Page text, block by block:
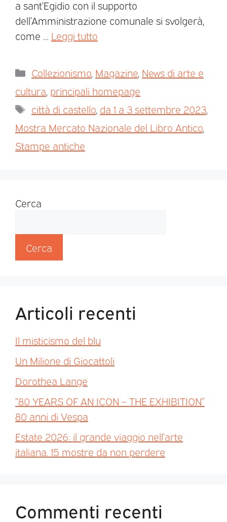
a sant’Egidio con il supporto
dell’Amministrazione comunale si svolgerà,
come … Leggi tutto
Collezionismo Magazine News di arte e
cultura principali homepage
città di castello da 1 a 3 settembre 2023
Mostra Mercato Nazionale del Libro Antico
Stampe antiche
Cerca
Cerca
Articoli recenti
Il misticismo del blu
Un Milione di Giocattoli
Dorothea Lange
“80 YEARS OF AN ICON – THE EXHIBITION”
80 anni di Vespa
Estate 2026: il grande viaggio nell’arte
italiana. 15 mostre da non perdere
Commenti recenti